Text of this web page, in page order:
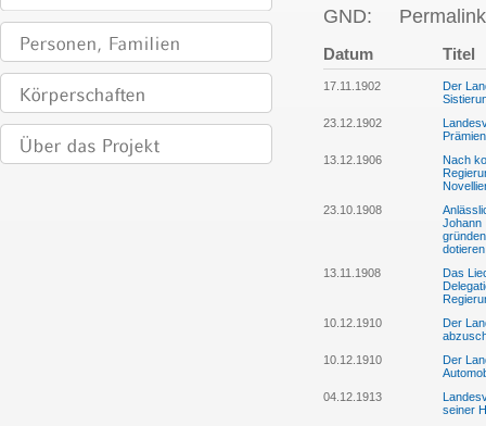
GND:
Datum Titel
17.11.1902
Der
23.12.1902
13.12.1906
Nach
23.10.1908
Johann
dotieren
13.11.1908
Das
10.12.1910
Der
10.12.1910
Der
04.12.1913
seiner